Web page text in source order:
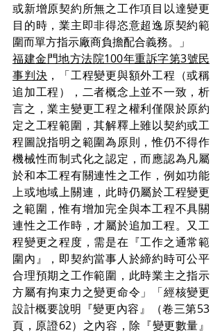
或新增原契約所無之工作項目以達變更
目的時，業主即非得恣意超逸原契約範
圍而單方指示廠商負擔配合義務。」
福建金門地方法院100年重訴字第3號民
事判決 ，「工程變更與額外工程（或稱
追加工程），二者概念上並不一致，析
言之，業主變更工程之權利僅限於原約
定之工程範圍，其解釋上雖以契約或工
程圖說指明之範圍為原則，惟仍不得作
機械性而制式化之認定，而應認為凡屬
於和本工程有關連性之工作，例如功能
上或地域上關連，此時仍屬於工程變更
之範圍，惟有增加完全與本工程不具關
連性之工作時，才屬於追加工程。又工
程變更之程度，需是在『工作之通常範
圍內』，即契約當事人於締約時可公平
合理預期之工作範圍，此時業主之指示
方屬有拘束力之變更命令」「經核變更
設計概要說明『變更內容』（卷三第53
頁，原證62）之內容，除『變更數量』